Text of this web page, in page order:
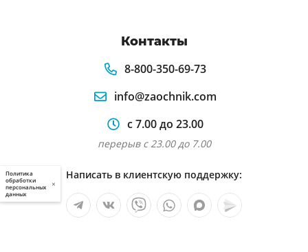
Контакты
8-800-350-69-73
info@zaochnik.com
с 7.00 до 23.00
перерыв с 23.00 до 7.00
Написать в клиентскую поддержку:
Политика
обработки
персональных
данных
×